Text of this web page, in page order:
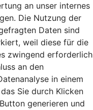
an unser internes
Die Nutzung der
Daten sind
weil diese für die
zwingend erforderlich
an den
in einem
Sie durch Klicken
generieren und